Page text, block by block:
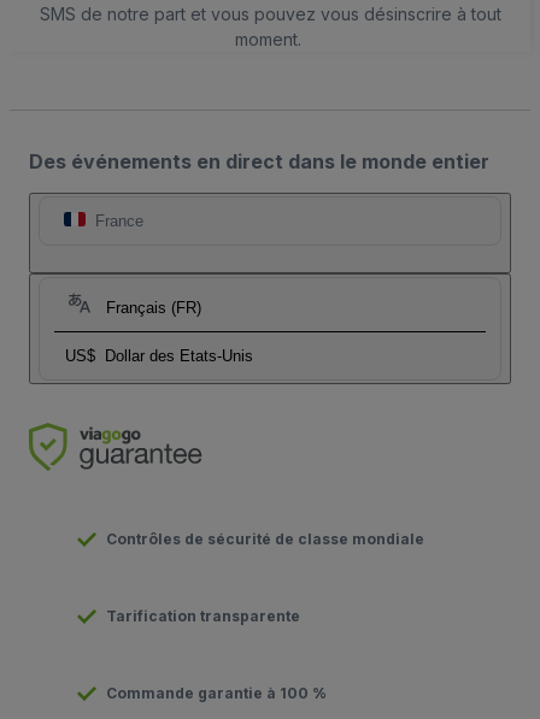
SMS de notre part et vous pouvez vous désinscrire à tout
moment.
Des événements en direct dans le monde entier
France
Français (FR)
US$ Dollar des Etats-Unis
Contrôles de sécurité de classe mondiale
Tarification transparente
Commande garantie à 100 %